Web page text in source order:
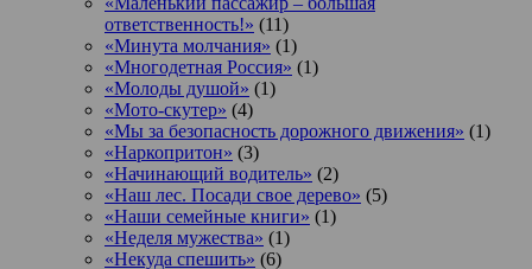
ответственность!» (11)
«Минута молчания» (1)
«Многодетная Россия» (1)
«Молоды душой» (1)
«Мото-скутер» (4)
«Мы за безопасность дорожного движения» (1)
«Наркопритон» (3)
«Начинающий водитель» (2)
«Наш лес. Посади свое дерево» (5)
«Наши семейные книги» (1)
«Неделя мужества» (1)
«Некуда спешить» (6)